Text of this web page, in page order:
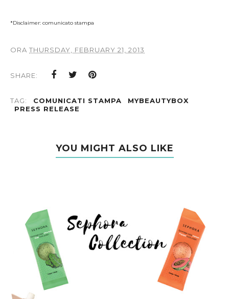
*Disclaimer: comunicato stampa
ORA THURSDAY, FEBRUARY 21, 2013
SHARE:
TAG: COMUNICATI STAMPA
MYBEAUTYBOX
PRESS RELEASE
YOU MIGHT ALSO LIKE